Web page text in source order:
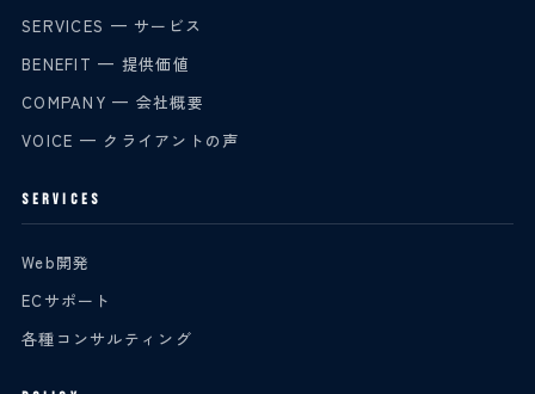
SERVICES — サービス
BENEFIT — 提供価値
COMPANY — 会社概要
VOICE — クライアントの声
SERVICES
Web開発
ECサポート
各種コンサルティング